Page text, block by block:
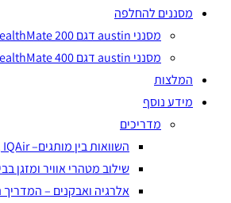
מסננים להחלפה
מסנני austin דגם HealthMate 200
מסנני austin דגם HealthMate 400
המלצות
מידע נוסף
מדריכים
השוואות בין מותגים– Austin, IQAir המדריך המלא
שילוב מטהרי אוויר ומזגן
אלרגיה ואבקנים –